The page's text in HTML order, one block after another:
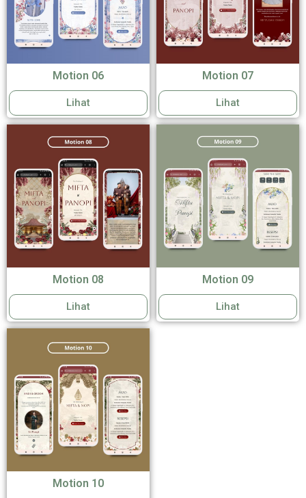
Motion 06
Lihat
Motion 07
Lihat
Motion 08
Lihat
Motion 09
Lihat
Motion 10